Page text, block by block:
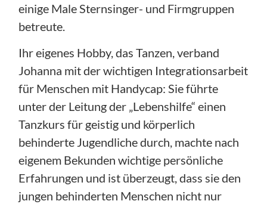
einige Male Sternsinger- und Firmgruppen
betreute.
Ihr eigenes Hobby, das Tanzen, verband
Johanna mit der wichtigen Integrationsarbeit
für Menschen mit Handycap: Sie führte
unter der Leitung der „Lebenshilfe“ einen
Tanzkurs für geistig und körperlich
behinderte Jugendliche durch, machte nach
eigenem Bekunden wichtige persönliche
Erfahrungen und ist überzeugt, dass sie den
jungen behinderten Menschen nicht nur